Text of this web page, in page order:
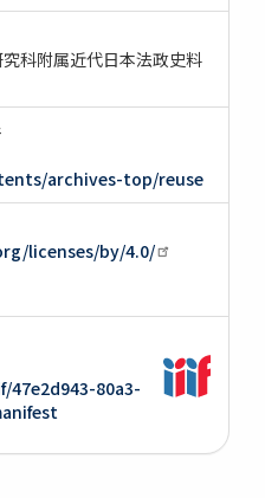
科附属近代日本法政史料
archives-top/reuse
licenses/by/4.0/
80a3-